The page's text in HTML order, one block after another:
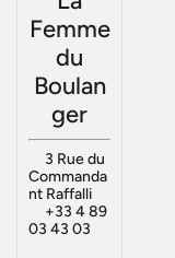
Femme
du
Boulan
ger
3 Rue du
Commanda
nt Raffalli
+33 4 89
03 43 03